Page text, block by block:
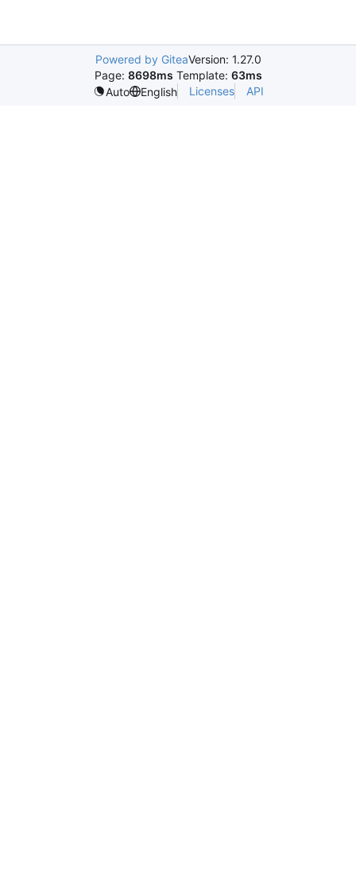
Powered by GiteaVersion: 1.27.0
Page: 8698ms Template: 63ms
Auto
English Licenses API